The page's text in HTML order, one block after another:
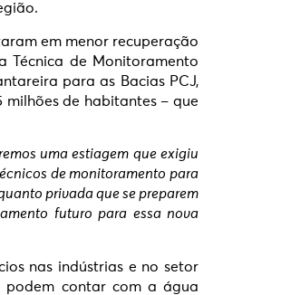
em menor recuperação
Técnica de Monitoramento
para as Bacias PCJ,
de habitantes – que
uma estiagem que exigiu
de monitoramento para
privada que se preparem
futuro para essa nova
nas indústrias e no setor
podem contar com a água